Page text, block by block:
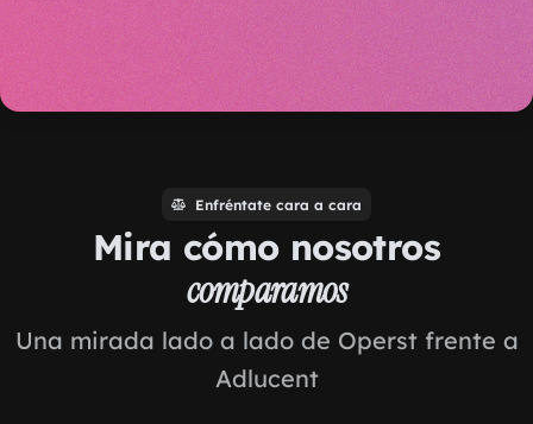
Enfréntate cara a cara
Mira cómo nosotros
comparamos
Una mirada lado a lado de Operst frente a
Adlucent